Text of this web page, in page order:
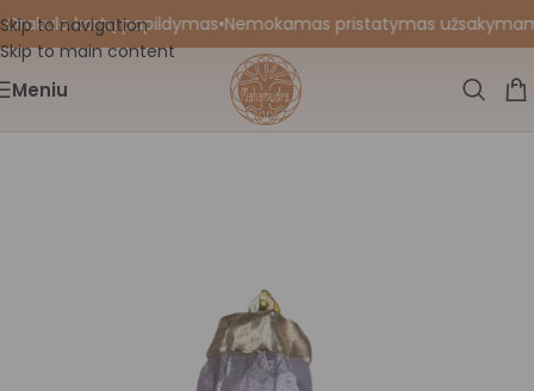
Skip to navigation
Skip to main content
kortų papildymas•Nemokamas pristatymas
Meniu